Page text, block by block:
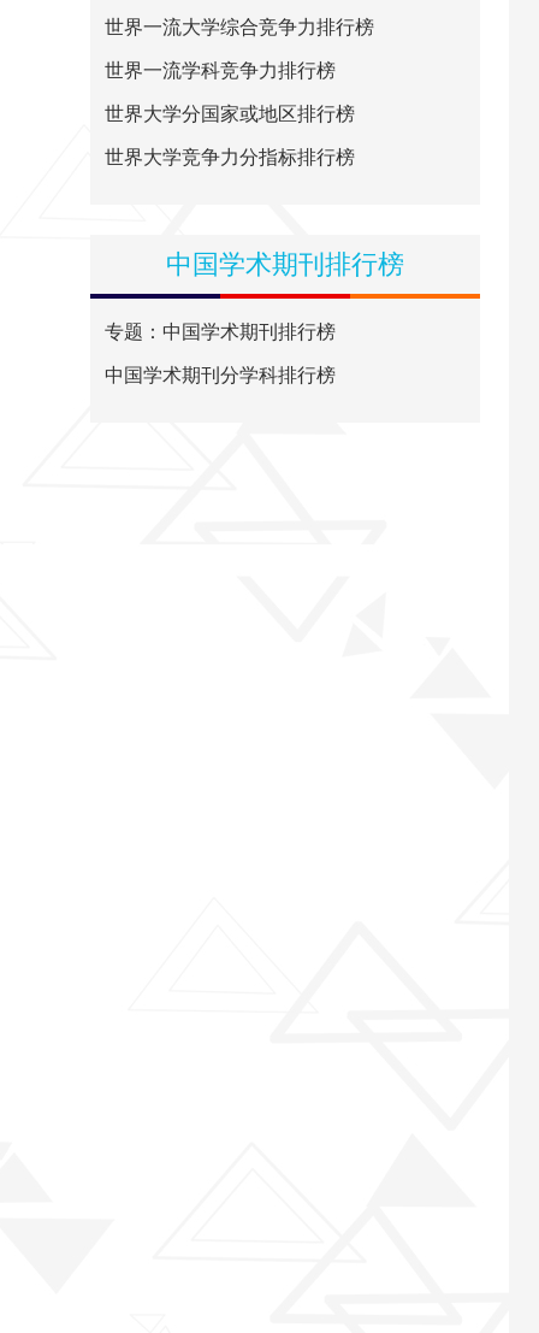
世界一流大学综合竞争力排行榜
世界一流学科竞争力排行榜
世界大学分国家或地区排行榜
世界大学竞争力分指标排行榜
中国学术期刊排行榜
专题：中国学术期刊排行榜
中国学术期刊分学科排行榜